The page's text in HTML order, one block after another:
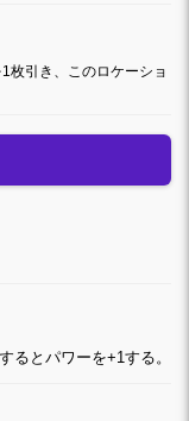
枚引き、このロケーショ
るとパワーを+1する。